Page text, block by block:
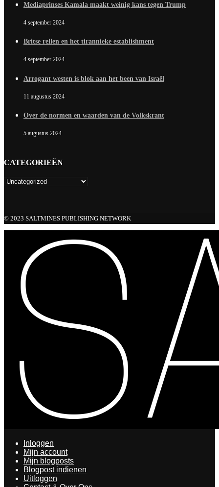
Mediaprinses Kamala maakt weinig kans tegen Trump
4 september 2024
Britse rellen en het tirannieke establishment
4 september 2024
Arrogant westen is blok aan het been van Israël
11 augustus 2024
Over de normen en waarden van de Volkskrant
5 augustus 2024
CATEGORIEËN
© 2023 SALTMINES PUBLISHING NETWORK
Inloggen
Mijn account
Mijn blogposts
Blogpost indienen
Uitloggen